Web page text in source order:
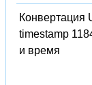
Конвертация
timestamp
и время